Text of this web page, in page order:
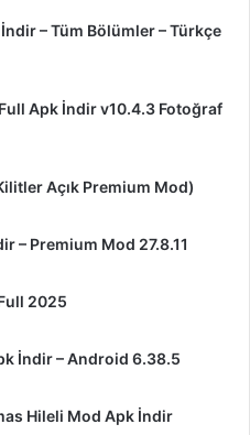
– Tüm Bölümler – Türkçe
Apk İndir v10.4.3 Fotoğraf
Açık Premium Mod)
– Premium Mod 27.8.11
2025
İndir – Android 6.38.5
Hileli Mod Apk İndir